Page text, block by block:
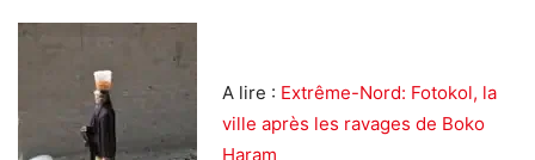
A lire : Extrême-Nord: Fotokol, la
ville après les ravages de Boko
Haram